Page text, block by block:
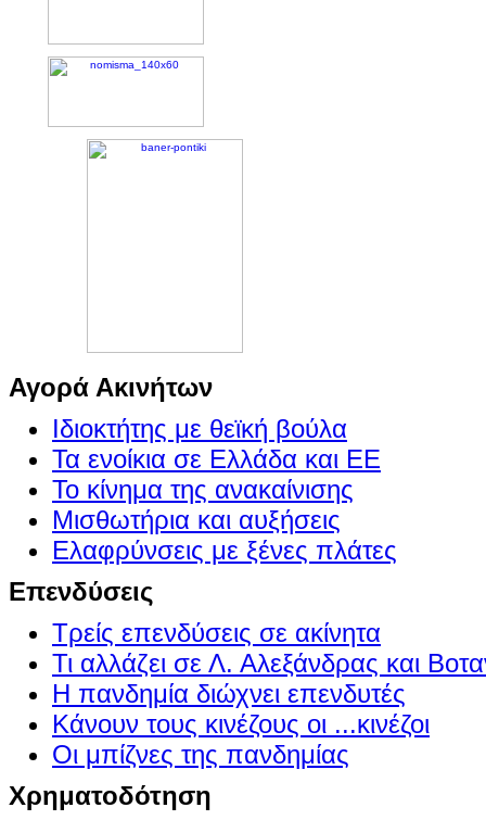
Αγορά Ακινήτων
Ιδιοκτήτης με θεϊκή βούλα
Τα ενοίκια σε Ελλάδα και ΕΕ
Το κίνημα της ανακαίνισης
Μισθωτήρια και αυξήσεις
Ελαφρύνσεις με ξένες πλάτες
Επενδύσεις
Τρείς επενδύσεις σε ακίνητα
Τι αλλάζει σε Λ. Αλεξάνδρας και
Η πανδημία διώχνει επενδυτές
Κάνουν τους κινέζους οι ...κινέζοι
Οι μπίζνες της πανδημίας
Χρηματοδότηση